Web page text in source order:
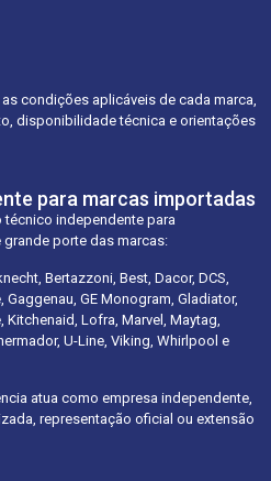
condições aplicáveis de cada marca,
disponibilidade técnica e orientações
para marcas importadas
independente para
porte das marcas:
Bertazzoni, Best, Dacor, DCS,
Gaggenau, GE Monogram, Gladiator,
Kitchenaid, Lofra, Marvel, Maytag,
U-Line, Viking, Whirlpool e
atua como empresa independente,
representação oficial ou extensão